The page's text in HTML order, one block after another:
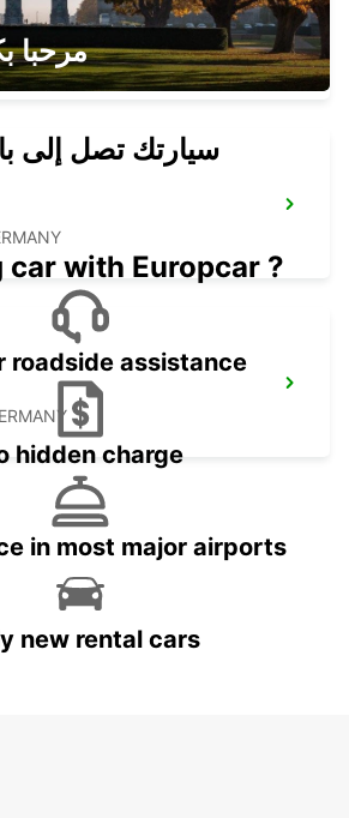
MILITARY
مرحبا
سيارتك تصل إلى
with Europcar ?
roadside assistance
hidden charge
in most major airports
new rental cars